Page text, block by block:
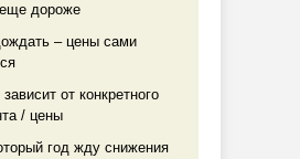
дороже
– цены сами
от конкретного
/ цены
год жду снижения